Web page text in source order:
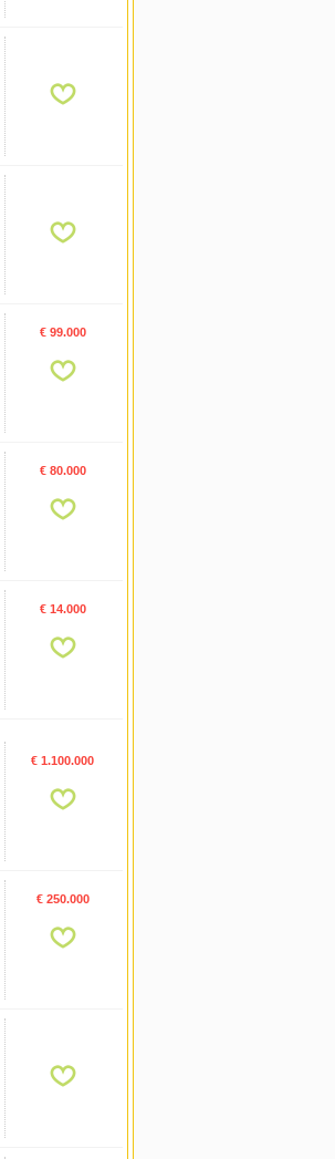
€ 99.000
€ 80.000
€ 14.000
€ 1.100.000
€ 250.000